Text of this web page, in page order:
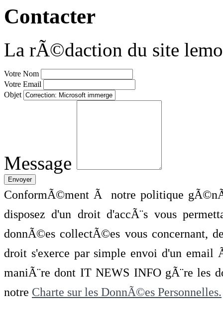
Contacter
La rÃ©daction du site
Votre Nom
Votre Email
Objet
Message
ConformÃ©ment Ã notre politique
disposez d'un droit d'accÃ¨s vous
donnÃ©es collectÃ©es vous concernant,
droit s'exerce par simple envoi d'un
maniÃ¨re dont IT NEWS INFO gÃ¨re les
notre Charte sur les DonnÃ©es Personnelles.